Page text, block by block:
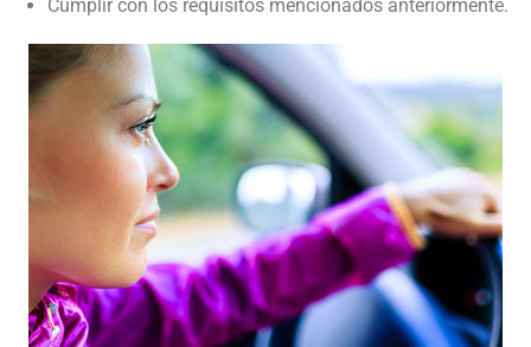
Cumplir con los requisitos mencionados anteriormente.